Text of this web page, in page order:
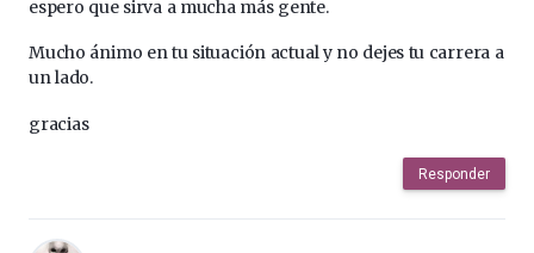
espero que sirva a mucha más gente.
Mucho ánimo en tu situación actual y no dejes tu carrera a
un lado.
gracias
Responder